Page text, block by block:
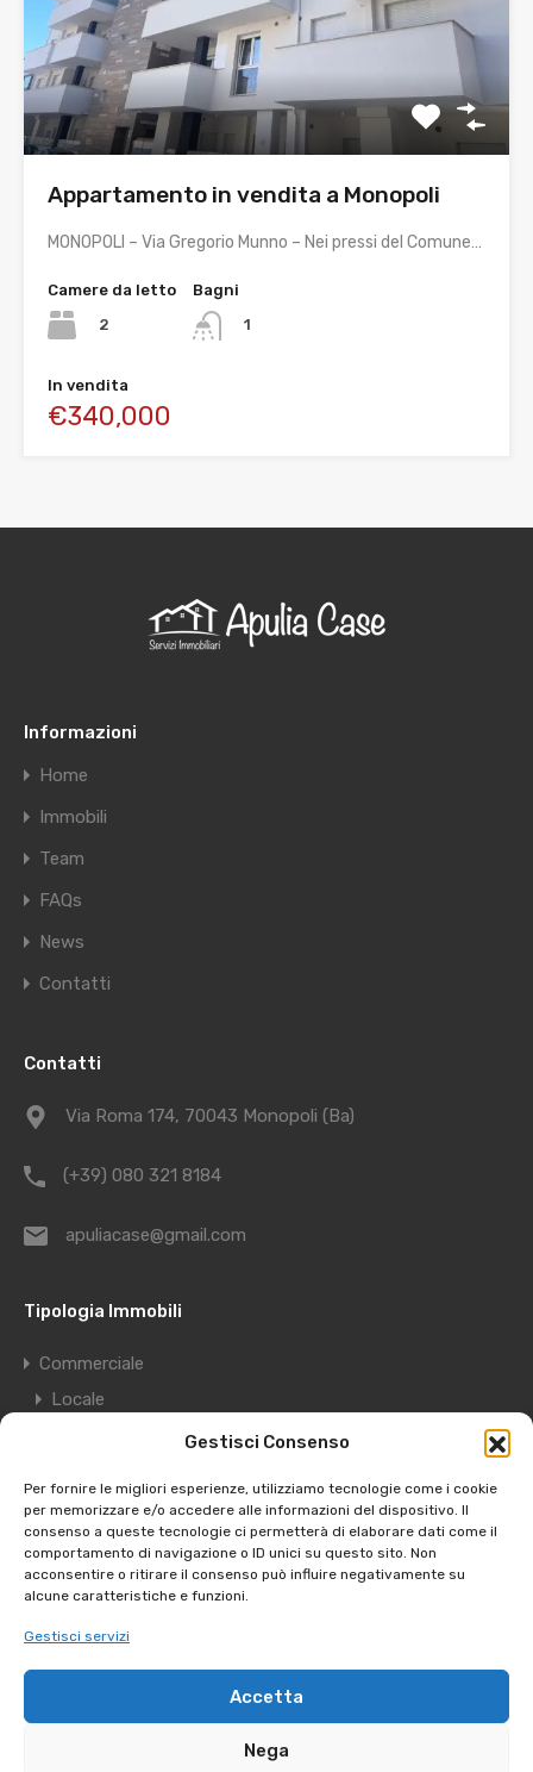
Gestisci Consenso
Per fornire le migliori esperienze, utilizziamo tecnologie come i cookie
per memorizzare e/o accedere alle informazioni del dispositivo. Il
consenso a queste tecnologie ci permetterà di elaborare dati come il
comportamento di navigazione o ID unici su questo sito. Non
acconsentire o ritirare il consenso può influire negativamente su
alcune caratteristiche e funzioni.
Gestisci servizi
Accetta
Nega
Appartamento in vendita a Monopoli
MONOPOLI – Via Gregorio Munno – Nei pressi del Comune…
Camere da letto
2
Bagni
1
In vendita
€340,000
Informazioni
Home
Immobili
Team
FAQs
News
Contatti
Contatti
Via Roma 174, 70043 Monopoli (Ba)
(+39) 080 321 8184
apuliacase@gmail.com
Tipologia Immobili
Commerciale
Locale
Residenziale
Appartamento
Edificio
Terreno
Copyright © 2025 - Apulia Case Srls - Partita Iva